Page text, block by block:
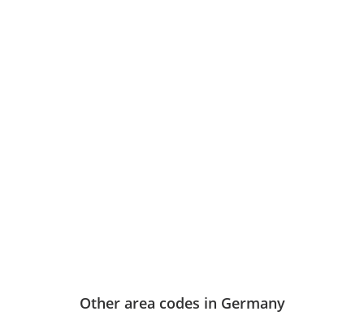
Other area codes in Germany